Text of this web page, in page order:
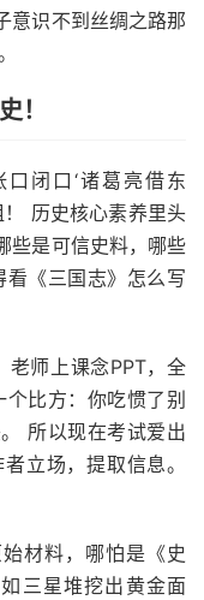
意识不到丝绸之路那
！
闭口‘诸葛亮借东
历史核心素养里头
些是可信史料，哪些
《三国志》怎么写
老师上课念PPT，全
比方：你吃惯了别
所以现在考试爱出
立场，提取信息。
材料，哪怕是《史
三星堆挖出黄金面